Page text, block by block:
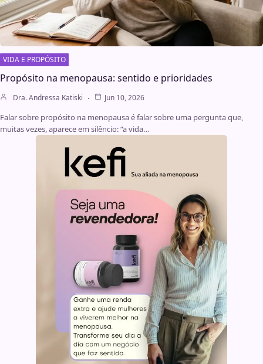
VIDA E PROPÓSITO
Propósito na menopausa: sentido e prioridades
Dra. Andressa Katiski Jun 10, 2026
Falar sobre propósito na menopausa é falar sobre uma pergunta que,
muitas vezes, aparece em silêncio: “a vida…